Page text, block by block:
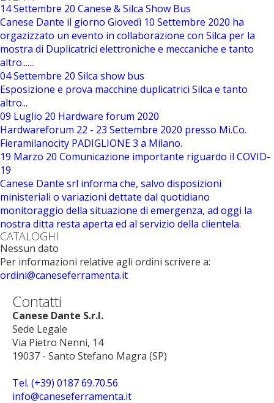
14 Settembre 20 Canese & Silca Show Bus
Canese Dante il giorno Giovedì 10 Settembre 2020 ha
orgazizzato un evento in collaborazione con Silca per la
mostra di Duplicatrici elettroniche e meccaniche e tanto
altro.......
04 Settembre 20 Silca show bus
Esposizione e prova macchine duplicatrici Silca e tanto
altro...
09 Luglio 20 Hardware forum 2020
Hardwareforum 22 - 23 Settembre 2020 presso Mi.Co.
Fieramilanocity PADIGLIONE 3 a Milano.
19 Marzo 20 Comunicazione importante riguardo il COVID-
19
Canese Dante srl informa che, salvo disposizioni
ministeriali o variazioni dettate dal quotidiano
monitoraggio della situazione di emergenza, ad oggi la
nostra ditta resta aperta ed al servizio della clientela.
CATALOGHI
Nessun dato
Per informazioni relative agli ordini scrivere a:
ordini@caneseferramenta.it
Contatti
Canese Dante S.r.l.
Sede Legale
Via Pietro Nenni, 14
19037 - Santo Stefano Magra (SP)
Tel. (+39) 0187 69.70.56
info@caneseferramenta.it